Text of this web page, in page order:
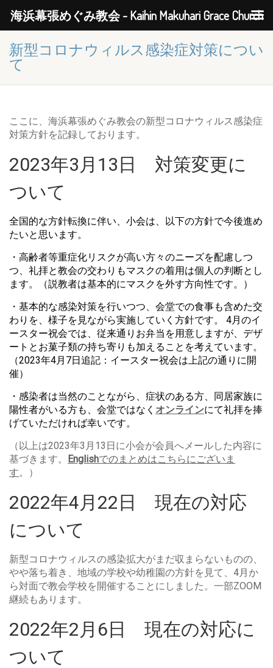
新型コロナウィルス感染症対策につい
て
ここに、海浜幕張めぐみ教会の新型コロナウィルス感染症
対策方針を記録しております。
2023年3月13日 対策変更に
ついて
全国的な方針転換に伴い、小会は、 以下の方針で今後進め
たいと思います。
・高齢者等重症化リスクが高い方々のニーズを配慮しつ
つ、 礼拝と教会の交わりもマスクの着用は個人の判断とし
ます。（説教者は基本的にマスクを外す方向性です。）
・基本的な感染対策を行いつつ、会堂での食事も含めた交
わりを、 様子を見ながら実施していく方針です。 4月のイ
ースター祝会では、従来通りお弁当を用意しますが、 デザ
ートとお菓子類の持ち寄りも加えることを考えています。
（2023年4月7日追記：イースター祝会は上記の通りに開
催）
・感染者は当然のことながら、症状のある方、 同居家族に
陽性者がいる方も、 会堂ではなく オンラインにて礼拝を捧
げていただければ幸いです。
（以上は2023年3月13日に小会が会員へメールした内容に
基づきます。
Englishでのまとめはこちらにございま
す。）
2022年4月22日 現在の対応
について
新型コロナウィルスの感染拡大がまだ収まらないものの、
やや落ち着き、地域の学校や幼稚園の方針を見て、4月か
ら対面で教会学校を開催することにしました。一部ZOOM
継続もあります。
2022年2月6日 現在の対応に
ついて
海浜幕張めぐみ教会 - Kaihin Makuhari Grace Church